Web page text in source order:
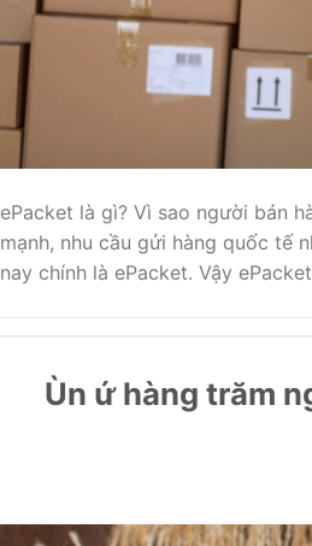
ePacket là gì? Vì sao người bán
mạnh, nhu cầu gửi hàng quốc tế
nay chính là ePacket. Vậy
Ùn ứ hàng trăm